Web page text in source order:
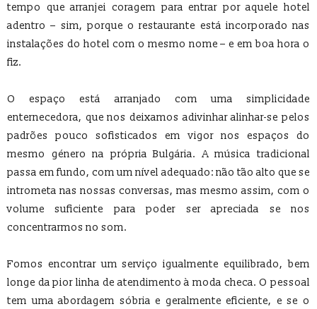
tempo que arranjei coragem para entrar por aquele hotel
adentro – sim, porque o restaurante está incorporado nas
instalações do hotel com o mesmo nome – e em boa hora o
fiz.
O espaço está arranjado com uma simplicidade
enternecedora, que nos deixamos adivinhar alinhar-se pelos
padrões pouco sofisticados em vigor nos espaços do
mesmo género na própria Bulgária. A música tradicional
passa em fundo, com um nível adequado: não tão alto que se
intrometa nas nossas conversas, mas mesmo assim, com o
volume suficiente para poder ser apreciada se nos
concentrarmos no som.
Fomos encontrar um serviço igualmente equilibrado, bem
longe da pior linha de atendimento à moda checa. O pessoal
tem uma abordagem sóbria e geralmente eficiente, e se o